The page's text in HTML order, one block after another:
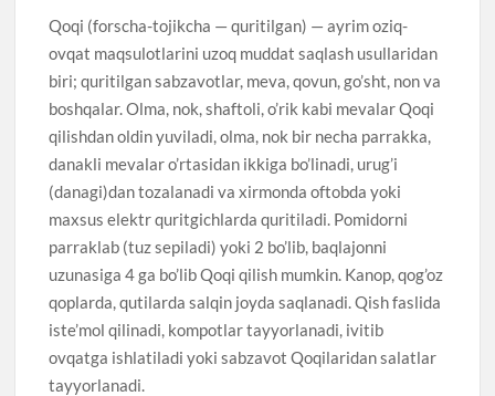
Qoqi (forscha-tojikcha — quritilgan) — ayrim oziq-
ovqat maqsulotlarini uzoq muddat saqlash usullaridan
biri; quritilgan sabzavotlar, meva, qovun, go’sht, non va
boshqalar. Olma, nok, shaftoli, o’rik kabi mevalar Qoqi
qilishdan oldin yuviladi, olma, nok bir necha parrakka,
danakli mevalar o’rtasidan ikkiga bo’linadi, urug’i
(danagi)dan tozalanadi va xirmonda oftobda yoki
maxsus elektr quritgichlarda quritiladi. Pomidorni
parraklab (tuz sepiladi) yoki 2 bo’lib, baqlajonni
uzunasiga 4 ga bo’lib Qoqi qilish mumkin. Kanop, qog’oz
qoplarda, qutilarda salqin joyda saqlanadi. Qish faslida
iste’mol qilinadi, kompotlar tayyorlanadi, ivitib
ovqatga ishlatiladi yoki sabzavot Qoqilaridan salatlar
tayyorlanadi.